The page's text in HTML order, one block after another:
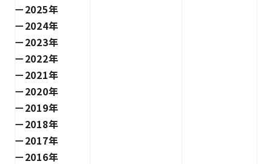
2025年
2024年
2023年
2022年
2021年
2020年
2019年
2018年
2017年
2016年